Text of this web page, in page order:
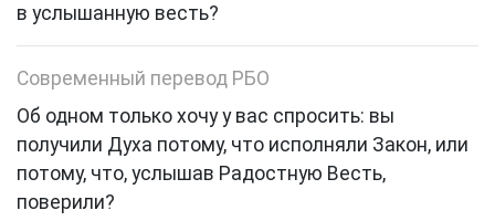
в услышанную весть?
Современный перевод РБО
Об одном только хочу у вас спросить: вы
получили Духа потому, что исполняли Закон, или
потому, что, услышав Радостную Весть,
поверили?